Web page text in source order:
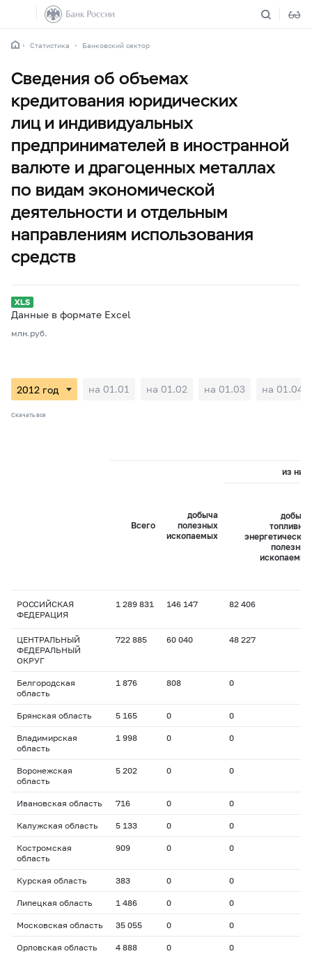
Статистика Банковский сектор
Сведения об объемах
кредитования юридических
лиц и индивидуальных
предпринимателей в иностранной
валюте и драгоценных металлах
по видам экономической
деятельности и отдельным
направлениям использования
средств
Данные в формате Excel
млн.руб.
на 01.01 на 01.02 на 01.03 на 01.04
Скачать все
Всего
добыча
полезных
ископаемых
из них:
добыча
топливно-
энергетических
полезных
ископаемых
РОССИЙСКАЯ
ФЕДЕРАЦИЯ
1 289 831 146 147 82 406
ЦЕНТРАЛЬНЫЙ
ФЕДЕРАЛЬНЫЙ
ОКРУГ
722 885 60 040 48 227
Белгородская
область
1 876 808 0
Брянская область 5 165 0 0
Владимирская
область
1 998 0 0
Воронежская
область
5 202 0 0
Ивановская область 716 0 0
Калужская область 5 133 0 0
Костромская
область
909 0 0
Курская область 383 0 0
Липецкая область 1 486 0 0
Московская область 35 055 0 0
Орловская область 4 888 0 0